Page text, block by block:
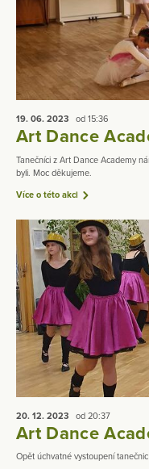
19. 06. 2023 od 15:36
Art Dance
Tanečníci z Art Dance Academy
byli. Moc děkujeme.
Více o této akci
20. 12. 2023 od 20:37
Art Dance
Opět úchvatné vystoupení